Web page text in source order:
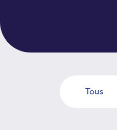
Tous